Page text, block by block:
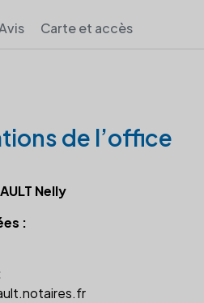
Carte et accès
de l’office
Nelly
: